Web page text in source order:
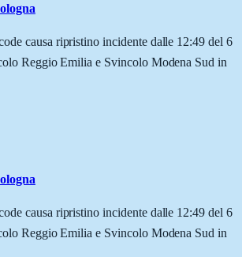
causa ripristino incidente dalle 12:49 del 6
Reggio Emilia e Svincolo Modena Sud in
causa ripristino incidente dalle 12:49 del 6
Reggio Emilia e Svincolo Modena Sud in